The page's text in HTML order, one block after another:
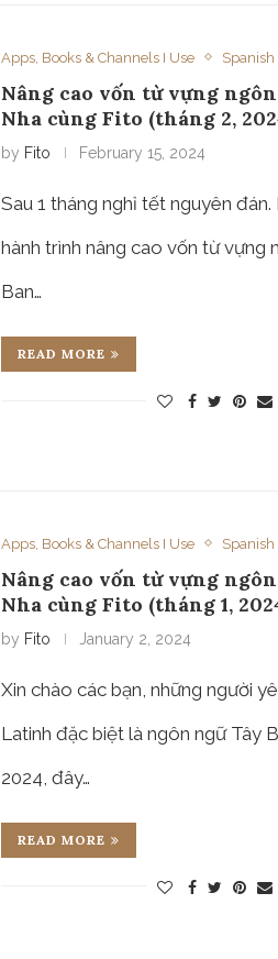
Apps, Books & Channels I Use
Nâng cao vốn từ vựng
Nha cùng Fito (tháng 2,
by Fito February 15, 2024
Sau 1 tháng nghỉ tết nguyên
hành trình nâng cao vốn từ vựng
Ban…
READ MORE
Apps, Books & Channels I Use
Nâng cao vốn từ vựng
Nha cùng Fito (tháng 1,
by Fito January 2, 2024
Xin chào các bạn, những người
Latinh đặc biệt là ngôn ngữ Tây
2024, đây…
READ MORE